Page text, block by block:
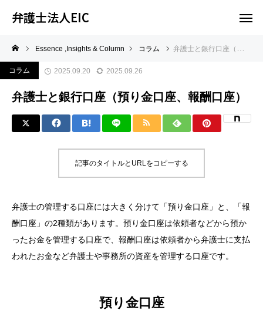
弁護士法人EIC
Essence ,Insights & Column コラム 弁護士と銀行口座（預り金口座、報酬口座）
コラム 2025.09.20 2025.09.26
弁護士と銀行口座（預り金口座、報酬口座）
記事のタイトルとURLをコピーする
弁護士の管理する口座には大きく分けて「預り金口座」と、「報
酬口座」の2種類があります。預り金口座は依頼者などから預か
ったお金を管理する口座で、報酬口座は依頼者から弁護士に支払
われたお金など弁護士や事務所の資産を管理する口座です。
預り金口座